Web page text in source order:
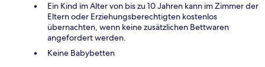
Ein Kind im Alter von bis zu 10 Jahren kann im Zimmer der
Eltern oder Erziehungsberechtigten kostenlos
übernachten, wenn keine zusätzlichen Bettwaren
angefordert werden.
Keine Babybetten